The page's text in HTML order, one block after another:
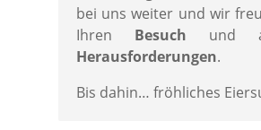
bei uns weiter und wir
Ihren Besuch und
Herausforderungen.
Bis dahin… fröhliches